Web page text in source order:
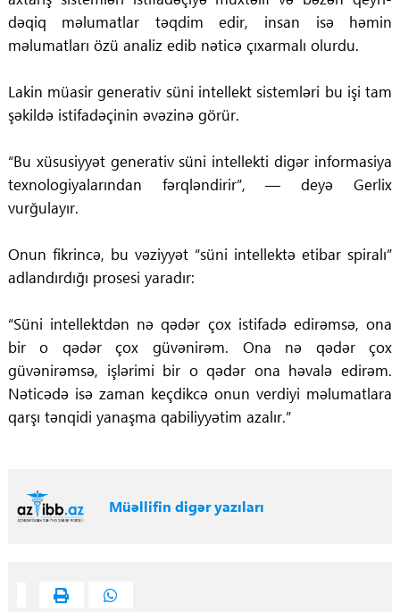
dəqiq məlumatlar təqdim edir, insan isə həmin
məlumatları özü analiz edib nəticə çıxarmalı olurdu.
Lakin müasir generativ süni intellekt sistemləri bu işi tam
şəkildə istifadəçinin əvəzinə görür.
“Bu xüsusiyyət generativ süni intellekti digər informasiya
texnologiyalarından fərqləndirir”, — deyə Gerlix
vurğulayır.
Onun fikrincə, bu vəziyyət “süni intellektə etibar spiralı”
adlandırdığı prosesi yaradır:
“Süni intellektdən nə qədər çox istifadə edirəmsə, ona
bir o qədər çox güvənirəm. Ona nə qədər çox
güvənirəmsə, işlərimi bir o qədər ona həvalə edirəm.
Nəticədə isə zaman keçdikcə onun verdiyi məlumatlara
qarşı tənqidi yanaşma qabiliyyətim azalır.”
Müəllifin digər yazıları